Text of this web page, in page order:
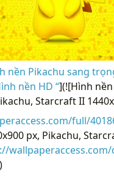
nền Pikachu sang
nền HD “](![Hình
Starcraft II
full/
px, Pikachu,
)